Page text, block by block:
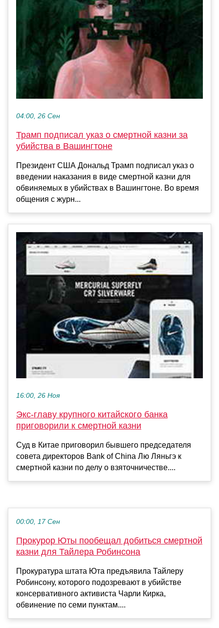
04:00, 26 Сен
Трамп подписал указ о смертной казни за
убийства в Вашингтоне
Президент США Дональд Трамп подписал указ о
введении наказания в виде смертной казни для
обвиняемых в убийствах в Вашингтоне. Во время
общения с журн...
16:00, 26 Ноя
Экс-главу крупного китайского банка
приговорили к смертной казни
Суд в Китае приговорил бывшего председателя
совета директоров Bank of China Лю Ляньгэ к
смертной казни по делу о взяточничестве....
00:00, 17 Сен
Прокурор Юты пообещал добиться смертной
казни для Тайлера Робинсона
Прокуратура штата Юта предъявила Тайлеру
Робинсону, которого подозревают в убийстве
консервативного активиста Чарли Кирка,
обвинение по семи пунктам....